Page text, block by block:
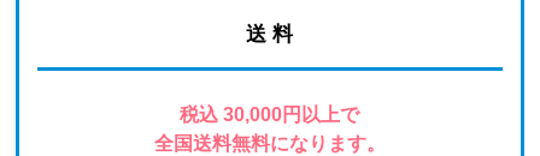
送 料
税込 30,000円以上で
全国送料無料になります。